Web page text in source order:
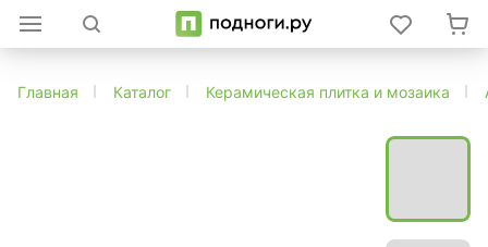
Главная Каталог Керамическая плитка и мозаика